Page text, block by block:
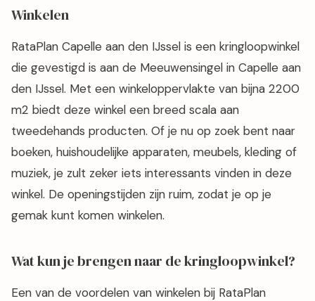
Winkelen
RataPlan Capelle aan den IJssel is een kringloopwinkel
die gevestigd is aan de Meeuwensingel in Capelle aan
den IJssel. Met een winkeloppervlakte van bijna 2200
m2 biedt deze winkel een breed scala aan
tweedehands producten. Of je nu op zoek bent naar
boeken, huishoudelijke apparaten, meubels, kleding of
muziek, je zult zeker iets interessants vinden in deze
winkel. De openingstijden zijn ruim, zodat je op je
gemak kunt komen winkelen.
Wat kun je brengen naar de kringloopwinkel?
Een van de voordelen van winkelen bij RataPlan